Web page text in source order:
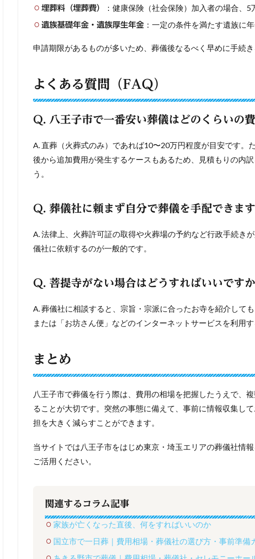
埋葬料（埋葬費） ：健康保険（社会保険）加入者の場合、5
遺族基礎年金・遺族厚生年金 ：一定の条件を満たす遺族に
申請期限があるものが多いため、葬儀後なるべく早めに手続き
よくある質問（FAQ）
Q. 八王子市で一番安い葬儀はどのくらいの
A. 直葬（火葬式のみ）であれば10〜20万円程度が目安です。
後から追加費用が発生するケースもあるため、見積もりの内
う。
Q. 葬儀社に頼まず自分で葬儀を手配できます
A. 法律上、火葬許可証の取得や火葬場の予約など行政手続き
儀社に依頼するのが一般的です。
Q. 菩提寺がない場合はどうすればいいですか
A. 葬儀社に相談すると、宗旨・宗派に合ったお寺を紹介しても
または「お坊さん便」などのインターネットサービスを利用す
まとめ
八王子市で葬儀を行う際は、費用の相場を把握したうえで、
ることが大切です。突然の事態に備えて、事前に情報収集し
担を大きく減らすことができます。
当サイトでは八王子市をはじめ東京・埼玉エリアの葬儀社情
ご活用ください。
関連するコラム記事
家族が亡くなった直後、何をすればいいのか
国立市で一日葬｜費用相場・葬儀社の選び方・事前準備